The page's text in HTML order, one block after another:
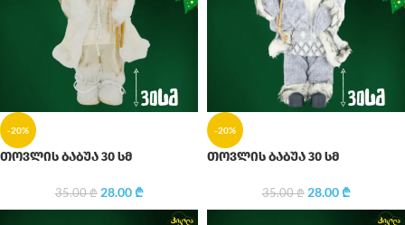
-20%
თოვლის ბაბუა 30 სმ
35.00₾ 28.00₾
-20%
თოვლის ბაბუა 30 სმ
35.00₾ 28.00₾